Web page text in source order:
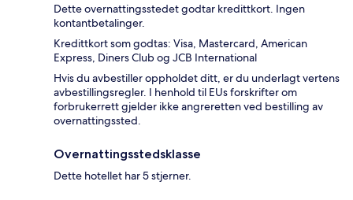
Dette overnattingsstedet godtar kredittkort. Ingen
kontantbetalinger.
Kredittkort som godtas: Visa, Mastercard, American
Express, Diners Club og JCB International
Hvis du avbestiller oppholdet ditt, er du underlagt vertens
avbestillingsregler. I henhold til EUs forskrifter om
forbrukerrett gjelder ikke angreretten ved bestilling av
overnattingssted.
Overnattingsstedsklasse
Dette hotellet har 5 stjerner.